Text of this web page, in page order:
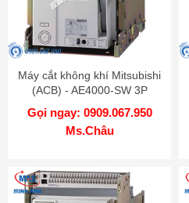
Máy cắt không khí Mitsubishi
(ACB) - AE4000-SW 3P
4000A 130kA DR
Gọi ngay: 0909.067.950
Ms.Châu